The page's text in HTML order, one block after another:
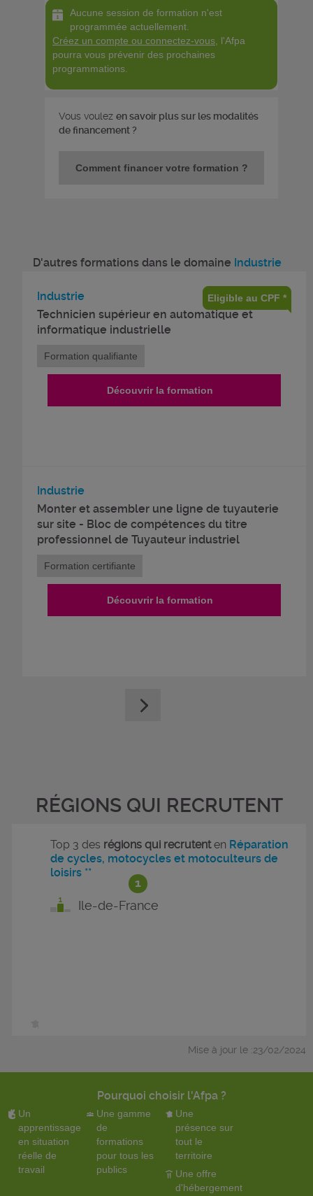
Aucune session de formation n'est
programmée actuellement.
Créez un compte ou connectez-vous , l'Afpa
pourra vous prévenir des prochaines
programmations.
Vous voulez en savoir plus sur les modalités
de financement ?
Comment financer votre formation ?
D'autres formations dans le domaine Industrie
Industrie
Technicien supérieur en automatique et
informatique industrielle
Eligible au CPF *
Formation qualifiante
Découvrir la formation
Industrie
Monter et assembler une ligne de tuyauterie
sur site - Bloc de compétences du titre
professionnel de Tuyauteur industriel
Formation certifiante
Découvrir la formation
RÉGIONS QUI RECRUTENT
1
Top 3 des régions qui recrutenten Réparation
de cycles, motocycles et motoculteurs de
loisirs **
Ile-de-France
Mise à jour le :23/02/2024
Pourquoi choisir l'Afpa ?
Un
apprentissage
en situation
réelle de
travail
Une gamme
de
formations
pour tous les
publics
Une
présence sur
tout le
territoire
Une offre
d'hébergement